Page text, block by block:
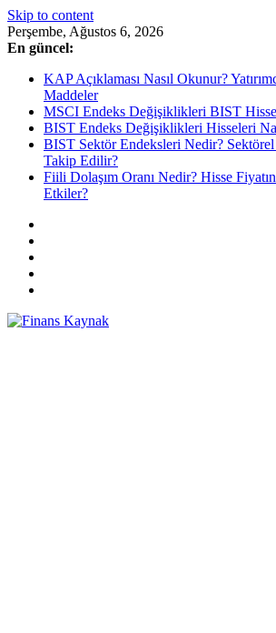
Skip to content
Perşembe, Ağustos 6, 2026
En güncel:
KAP Açıklaması Nasıl Okunur?
Maddeler
MSCI Endeks Değişiklikleri BIST
BIST Endeks Değişiklikleri Hisseleri
BIST Sektör Endeksleri Nedir? Sektörel
Takip Edilir?
Fiili Dolaşım Oranı Nedir? Hisse
Etkiler?